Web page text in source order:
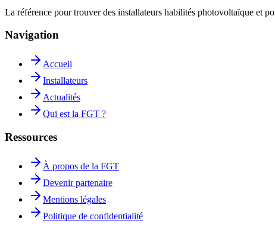
La référence pour trouver des installateurs habilités photovoltaïque et
Navigation
Accueil
Installateurs
Actualités
Qui est la FGT ?
Ressources
À propos de la FGT
Devenir partenaire
Mentions légales
Politique de confidentialité